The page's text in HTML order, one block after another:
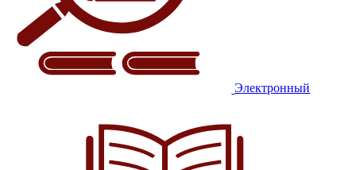
Электронный